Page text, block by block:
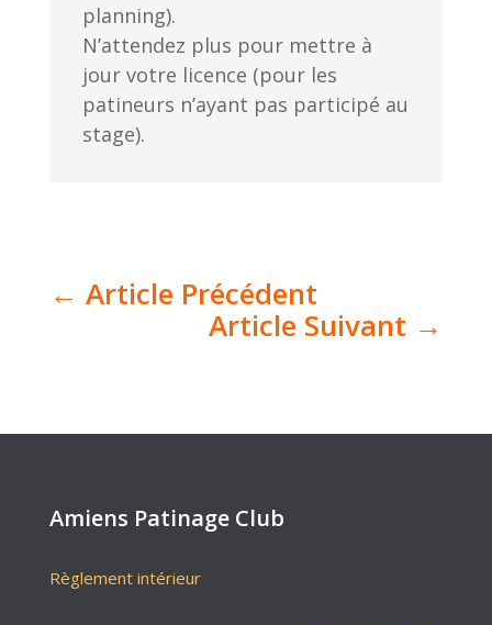
planning).
N’attendez plus pour mettre à
jour votre licence (pour les
patineurs n’ayant pas participé au
stage).
← Article Précédent
Article Suivant →
Amiens Patinage Club
Règlement intérieur